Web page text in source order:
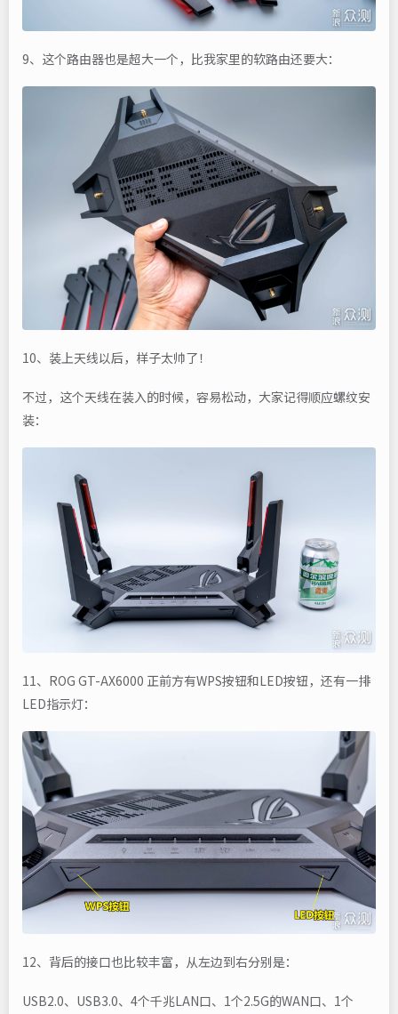
9、这个路由器也是超大一个，比我家里的软路由还要大：
10、装上天线以后，样子太帅了！
不过，这个天线在装入的时候，容易松动，大家记得顺应螺纹安
装：
11、ROG GT-AX6000 正前方有WPS按钮和LED按钮，还有一排
LED指示灯：
12、背后的接口也比较丰富，从左边到右分别是：
USB2.0、USB3.0、4个千兆LAN口、1个2.5G的WAN口、1个